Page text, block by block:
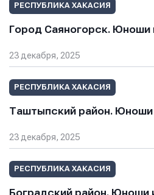
РЕСПУБЛИКА ХАКАСИЯ
Город Саяногорск. Юноши
23 декабря, 2025
РЕСПУБЛИКА ХАКАСИЯ
Таштыпский район. Юноши
23 декабря, 2025
РЕСПУБЛИКА ХАКАСИЯ
Боградский район. Юноши